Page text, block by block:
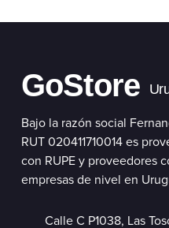
GoStore
Bajo la razón social
RUT 020411710014 es
con RUPE y proveedores
empresas de nivel en
Calle C P1038, Las